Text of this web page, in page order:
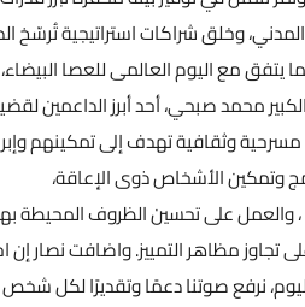
وخلق شراكات استراتيجية تُرسّخ
يتفق مع اليوم العالمى للعصا البيضاء،
محمد صبحي، أحد أبرز الداعمين
وثقافية تهدف إلى تمكينهم
وتمكين الأشخاص ذوى الإعاقة،
والعمل على تحسين الظروف المحيطة
مظاهر التمييز. واضافت نصار إن
نرفع صوتنا دعمًا وتقديرًا لكل شخص